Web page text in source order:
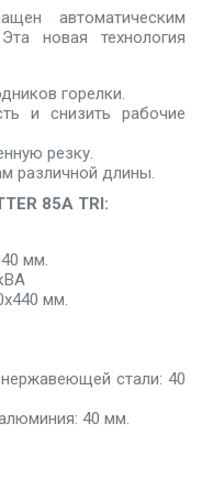
автоматическим
новая технология
горелки.
и снизить рабочие
резку.
различной длины.
85A TRI:
мм.
мм.
стали: 40
40 мм.